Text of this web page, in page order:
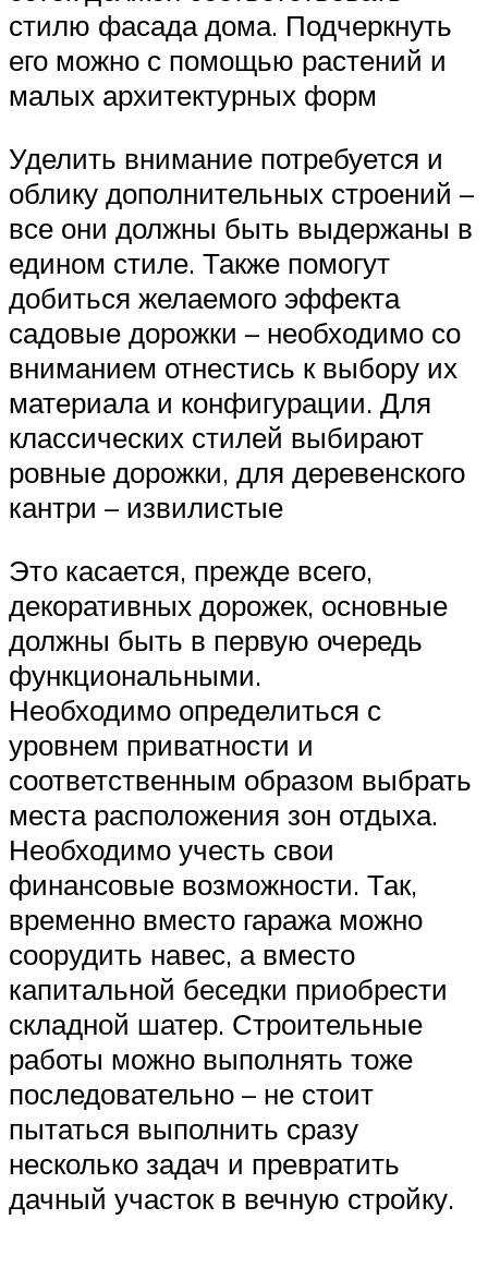
стилю фасада дома. Подчеркнуть
его можно с помощью растений и
малых архитектурных форм
Уделить внимание потребуется и
облику дополнительных строений –
все они должны быть выдержаны в
едином стиле. Также помогут
добиться желаемого эффекта
садовые дорожки – необходимо со
вниманием отнестись к выбору их
материала и конфигурации. Для
классических стилей выбирают
ровные дорожки, для деревенского
кантри – извилистые
Это касается, прежде всего,
декоративных дорожек, основные
должны быть в первую очередь
функциональными.
Необходимо определиться с
уровнем приватности и
соответственным образом выбрать
места расположения зон отдыха.
Необходимо учесть свои
финансовые возможности. Так,
временно вместо гаража можно
соорудить навес, а вместо
капитальной беседки приобрести
складной шатер. Строительные
работы можно выполнять тоже
последовательно – не стоит
пытаться выполнить сразу
несколько задач и превратить
дачный участок в вечную стройку.